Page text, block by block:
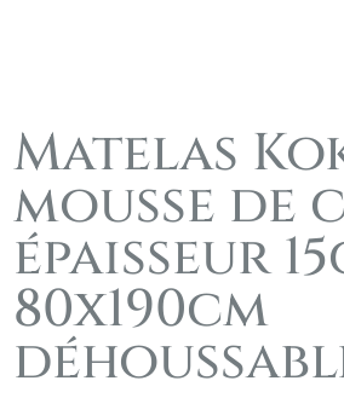
Matelas
mousse de
épaisseur
80x190cm